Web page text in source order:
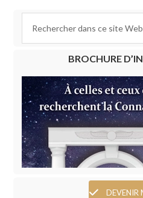
BROCHURE
DEVENIR